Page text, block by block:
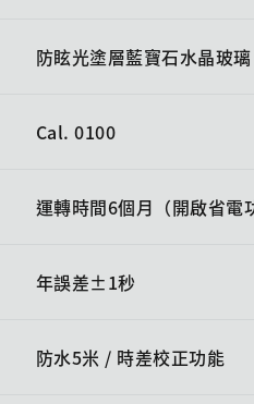
防眩光塗層藍寶石水晶玻璃
Cal. 0100
運轉時間6個月（開啟省電
年誤差±1秒
防水5米 / 時差校正功能